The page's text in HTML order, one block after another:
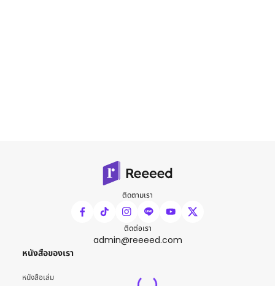
ติดตามเรา
ติดต่อเรา
admin@reeeed.com
หนังสือของเรา
หนังสือเล่ม